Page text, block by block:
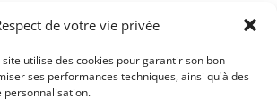
de votre vie privée
utilise des cookies pour garantir son bon
ses performances techniques, ainsi qu'à des
personnalisation.
Facebook
Instagram
YouTube